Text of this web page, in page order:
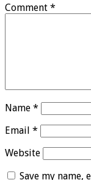
Comment *
Name *
Email *
Website
Save my